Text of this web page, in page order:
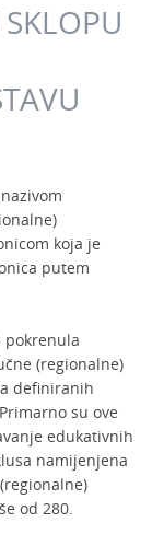
koja je
putem
pokrenula
(regionalne)
definiranih
su ove
edukativnih
namijenjena
od 280.